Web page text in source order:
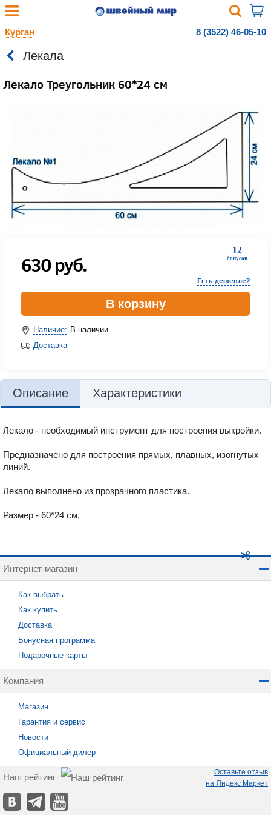
Курган 8 (3522) 46-05-10
Лекала
Лекало Треугольник 60*24 см
12
бонусов
630руб.
Есть дешевле?
В корзину
Наличие: В наличии
Доставка
Описание Характеристики
Лекало - необходимый инструмент для построения выкройки.
Предназначено для построения прямых, плавных, изогнутых
линий.
Лекало выполнено из прозрачного пластика.
Размер - 60*24 см.
Интернет-магазин
Как выбрать
Как купить
Доставка
Бонусная программа
Подарочные карты
Компания
Магазин
Гарантия и сервис
Новости
Официальный дилер
Наш рейтинг
Оставьте отзыв
на Яндекс Маркет